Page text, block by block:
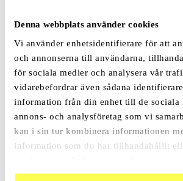
Denna webbplats använder cookies
Vi använder enhetsidentifierare för att
och annonserna till användarna,
för sociala medier och analysera vår
vidarebefordrar även sådana
information från din enhet till de sociala
annons- och analysföretag som vi
kan i sin tur kombinera informationen
information som du har tillhandahållit
Relaterade Produkter
Rea!
Diktafon USB-Minne
379Kr
249Kr